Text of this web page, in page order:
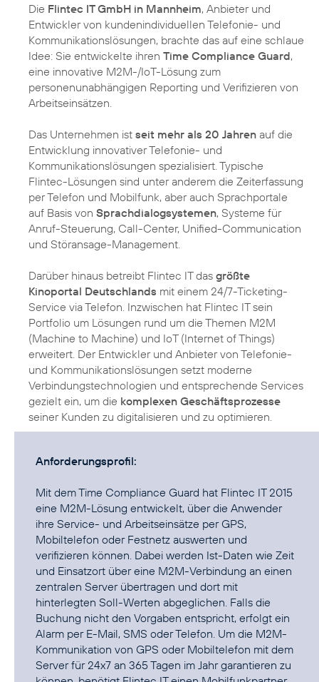
Die Flintec IT GmbH in Mannheim, Anbieter und
Entwickler von kundenindividuellen Telefonie- und
Kommunikationslösungen, brachte das auf eine schlaue
Idee: Sie entwickelte ihren Time Compliance Guard,
eine innovative M2M-/IoT-Lösung zum
personenunabhängigen Reporting und Verifizieren von
Arbeitseinsätzen.
Das Unternehmen ist seit mehr als 20 Jahren auf die
Entwicklung innovativer Telefonie- und
Kommunikationslösungen spezialisiert. Typische
Flintec-Lösungen sind unter anderem die Zeiterfassung
per Telefon und Mobilfunk, aber auch Sprachportale
auf Basis von Sprachdialogsystemen, Systeme für
Anruf-Steuerung, Call-Center, Unified-Communication
und Störansage-Management.
Darüber hinaus betreibt Flintec IT das größte
Kinoportal Deutschlands mit einem 24/7-Ticketing-
Service via Telefon. Inzwischen hat Flintec IT sein
Portfolio um Lösungen rund um die Themen M2M
(Machine to Machine) und IoT (Internet of Things)
erweitert. Der Entwickler und Anbieter von Telefonie-
und Kommunikationslösungen setzt moderne
Verbindungstechnologien und entsprechende Services
gezielt ein, um die komplexen Geschäftsprozesse
seiner Kunden zu digitalisieren und zu optimieren.
Anforderungsprofil:
Mit dem Time Compliance Guard hat Flintec IT 2015
eine M2M-Lösung entwickelt, über die Anwender
ihre Service- und Arbeitseinsätze per GPS,
Mobiltelefon oder Festnetz auswerten und
verifizieren können. Dabei werden Ist-Daten wie Zeit
und Einsatzort über eine M2M-Verbindung an einen
zentralen Server übertragen und dort mit
hinterlegten Soll-Werten abgeglichen. Falls die
Buchung nicht den Vorgaben entspricht, erfolgt ein
Alarm per E-Mail, SMS oder Telefon. Um die M2M-
Kommunikation von GPS oder Mobiltelefon mit dem
Server für 24x7 an 365 Tagen im Jahr garantieren zu